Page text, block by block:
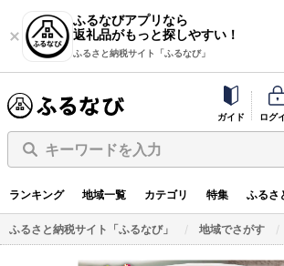
ふるなびアプリなら
返礼品がもっと探しやすい！
ふるさと納税サイト「ふるなび」
ガイド ログ
キーワードを入力
ランキング 地域一覧 カテゴリ 特集 ふるさ
ふるさと納税サイト「ふるなび」 地域でさがす